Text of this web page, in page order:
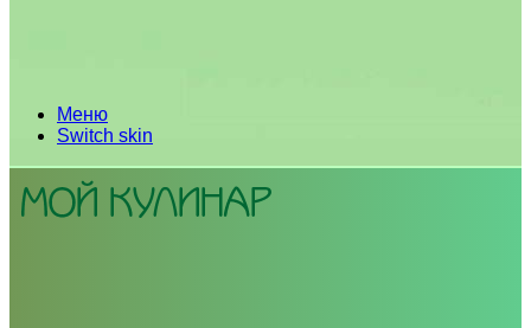
Меню
Switch skin